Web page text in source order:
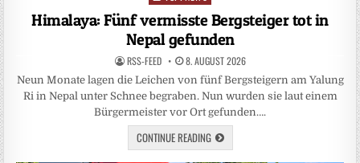
Himalaya: Fünf vermisste Bergsteiger tot in
Nepal gefunden
RSS-FEED 8. AUGUST 2026
Neun Monate lagen die Leichen von fünf Bergsteigern am Yalung
Ri in Nepal unter Schnee begraben. Nun wurden sie laut einem
Bürgermeister vor Ort gefunden….
CONTINUE READING